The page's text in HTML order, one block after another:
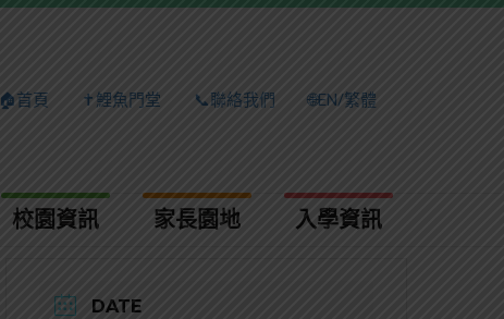
🏠首頁 ✝️鯉魚門堂 📞聯絡我們 🌐EN/繁體
校園資訊 家長園地 入學資訊​
DATE